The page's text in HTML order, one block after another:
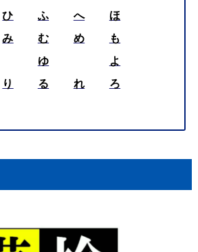
ひ ふ へ
ほ
み む め
も
ゆ
よ
り る れ
ろ